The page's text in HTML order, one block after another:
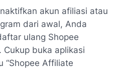
akun afiliasi atau
dari awal, Anda
ulang Shopee
buka aplikasi
“Shopee Affiliate